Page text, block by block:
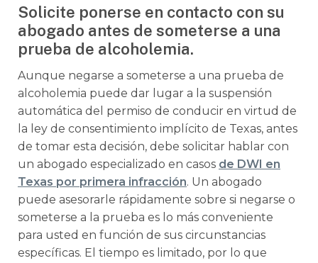
Solicite ponerse en contacto con su
abogado antes de someterse a una
prueba de alcoholemia.
Aunque negarse a someterse a una prueba de
alcoholemia puede dar lugar a la suspensión
automática del permiso de conducir en virtud de
la ley de consentimiento implícito de Texas, antes
de tomar esta decisión, debe solicitar hablar con
un abogado especializado en casos de DWI en
Texas por primera infracción. Un abogado
puede asesorarle rápidamente sobre si negarse o
someterse a la prueba es lo más conveniente
para usted en función de sus circunstancias
específicas. El tiempo es limitado, por lo que